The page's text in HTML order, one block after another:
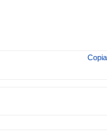
Copia